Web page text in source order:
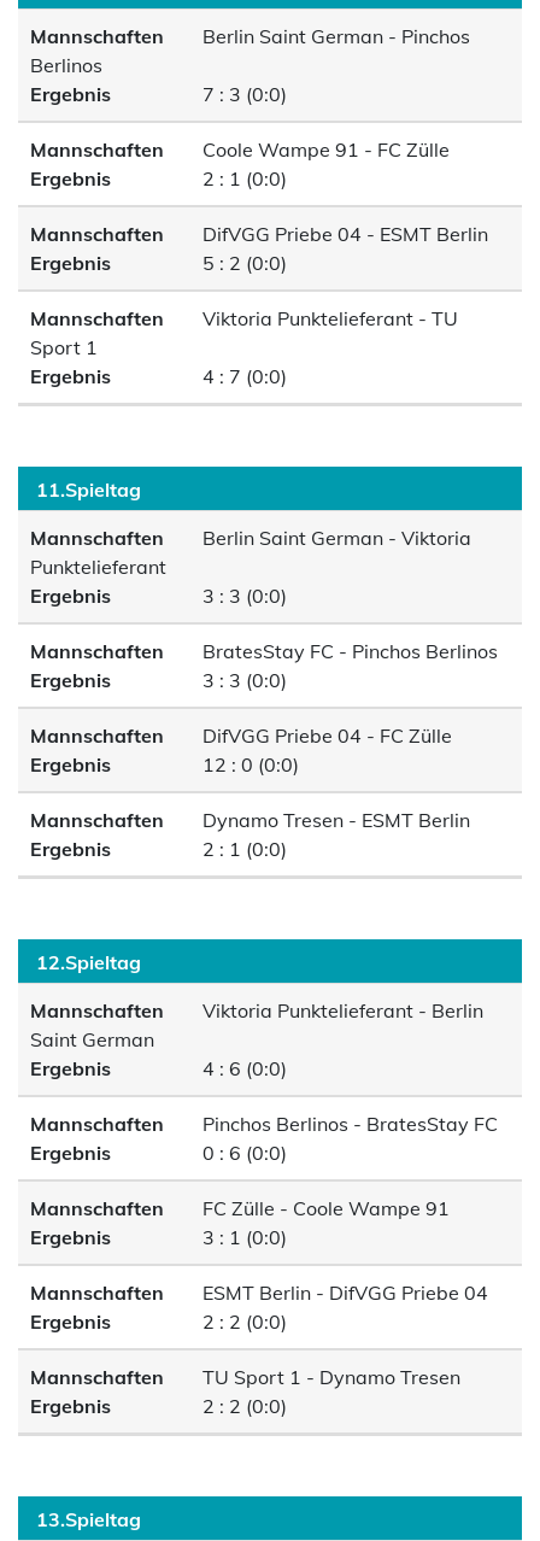
Mannschaften
Berlin Saint German - Pinchos
Berlinos
Ergebnis
7 : 3 (0:0)
Mannschaften
Coole Wampe 91 - FC Zülle
Ergebnis
2 : 1 (0:0)
Mannschaften
DifVGG Priebe 04 - ESMT Berlin
Ergebnis
5 : 2 (0:0)
Mannschaften
Viktoria Punktelieferant - TU
Sport 1
Ergebnis
4 : 7 (0:0)
11.Spieltag
Mannschaften
Berlin Saint German - Viktoria
Punktelieferant
Ergebnis
3 : 3 (0:0)
Mannschaften
BratesStay FC - Pinchos Berlinos
Ergebnis
3 : 3 (0:0)
Mannschaften
DifVGG Priebe 04 - FC Zülle
Ergebnis
12 : 0 (0:0)
Mannschaften
Dynamo Tresen - ESMT Berlin
Ergebnis
2 : 1 (0:0)
12.Spieltag
Mannschaften
Viktoria Punktelieferant - Berlin
Saint German
Ergebnis
4 : 6 (0:0)
Mannschaften
Pinchos Berlinos - BratesStay FC
Ergebnis
0 : 6 (0:0)
Mannschaften
FC Zülle - Coole Wampe 91
Ergebnis
3 : 1 (0:0)
Mannschaften
ESMT Berlin - DifVGG Priebe 04
Ergebnis
2 : 2 (0:0)
Mannschaften
TU Sport 1 - Dynamo Tresen
Ergebnis
2 : 2 (0:0)
13.Spieltag